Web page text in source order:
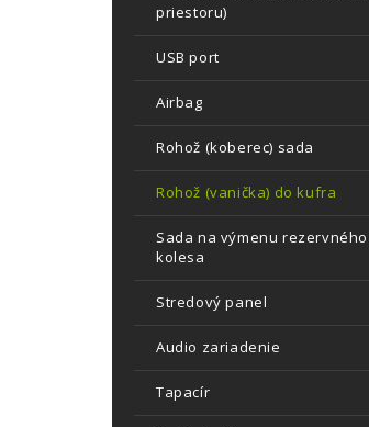
priestoru)
USB port
Airbag
Rohož (koberec) sada
Rohož (vanička) do kufra
Sada na výmenu rezervného
kolesa
Stredový panel
Audio zariadenie
Tapacír